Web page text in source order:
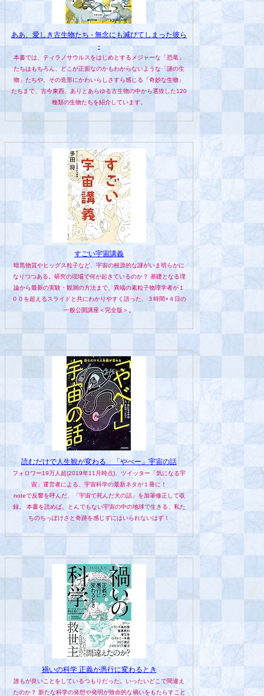
ああ、愛しき古生物たち - 無念にも滅びてしまった彼ら
-
本書では、ティラノサウルスをはじめとするメジャーな「恐竜」
たちはもちろん、どこが正面なのかもわからないような「謎の生
物」たちや、その造形にかわいらしさすら感じる「奇妙な生物」
たちまで、古今東西、ありとあらゆる古生物の中から選抜した120
種類の生物たちを紹介しています。
すごい宇宙講義
暗黒物質やヒッグス粒子など、宇宙の根源的な謎がいま明らかに
なりつつある。研究の現場で何が起きているのか？ 基礎となる理
論から最新の実験・観測の方法まで、異端の素粒子物理学者が１
００を超えるスライドと共にわかりやすく語った、３時間×４日の
一般公開講座＜完全版＞。
読むだけで人生観が変わる 「やべー」宇宙の話
フォロワー19万人超(2019年11月時点)、ツイッター「気になる宇
宙」運営者による、宇宙科学の最新ネタが１冊に！
noteで反響を呼んだ、「宇宙で死んだ犬の話」を加筆修正して収
録。 本書を読めば、とんでもない宇宙の中の地球で生きる、私た
ちのちっぽけさと奇跡を感じずにはいられないはず！
禍いの科学 正義が愚行に変わるとき
誰もが良いことをしているつもりだった。いったいどこで間違え
たのか？ 新たな科学の発想や発明が致命的な禍いをもたらすこと